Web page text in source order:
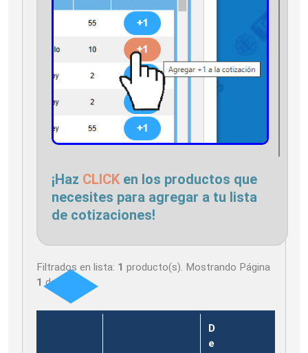
¡Haz CLICK en los productos que
necesites para agregar a tu lista
de cotizaciones!
Filtrados en lista: 1 producto(s). Mostrando Página
1 de
D
e